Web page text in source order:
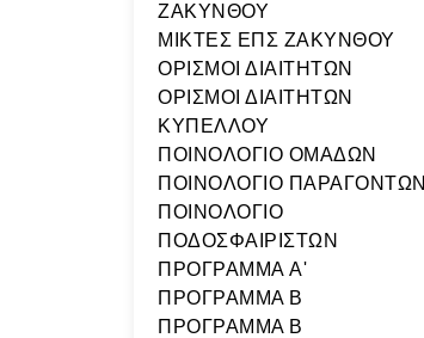
ΖΑΚΥΝΘΟΥ
ΜΙΚΤΕΣ ΕΠΣ ΖΑΚΥΝΘΟΥ
ΟΡΙΣΜΟΙ ΔΙΑΙΤΗΤΩΝ
ΟΡΙΣΜΟΙ ΔΙΑΙΤΗΤΩΝ
ΚΥΠΕΛΛΟΥ
ΠΟΙΝΟΛΟΓΙΟ ΟΜΑΔΩΝ
ΠΟΙΝΟΛΟΓΙΟ ΠΑΡΑΓΟΝΤΩΝ
ΠΟΙΝΟΛΟΓΙΟ
ΠΟΔΟΣΦΑΙΡΙΣΤΩΝ
ΠΡΟΓΡΑΜΜΑ A'
ΠΡΟΓΡΑΜΜΑ Β
ΠΡΟΓΡΑΜΜΑ Β